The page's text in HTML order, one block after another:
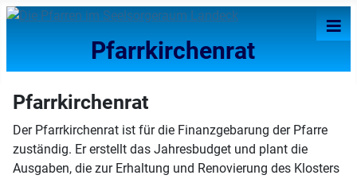
Pfarrkirchenrat
≡
Pfarrkirchenrat
Der Pfarrkirchenrat ist für die Finanzgebarung der Pfarre
zuständig. Er erstellt das Jahresbudget und plant die
Ausgaben, die zur Erhaltung und Renovierung des Klosters